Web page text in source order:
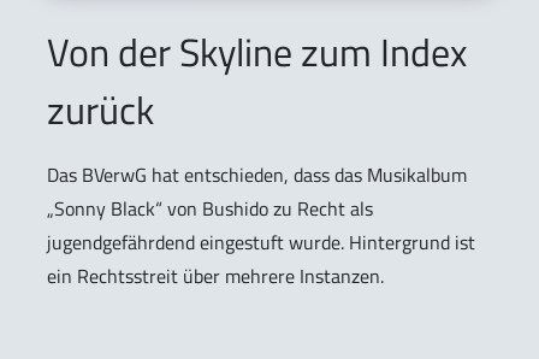
Von der Skyline zum Index
zurück
Das BVerwG hat entschieden, dass das Musikalbum
„Sonny Black“ von Bushido zu Recht als
jugendgefährdend eingestuft wurde. Hintergrund ist
ein Rechtsstreit über mehrere Instanzen.